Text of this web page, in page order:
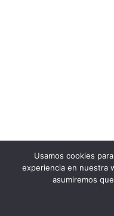
Usamos cookies
experiencia en nuestra
asumiremos